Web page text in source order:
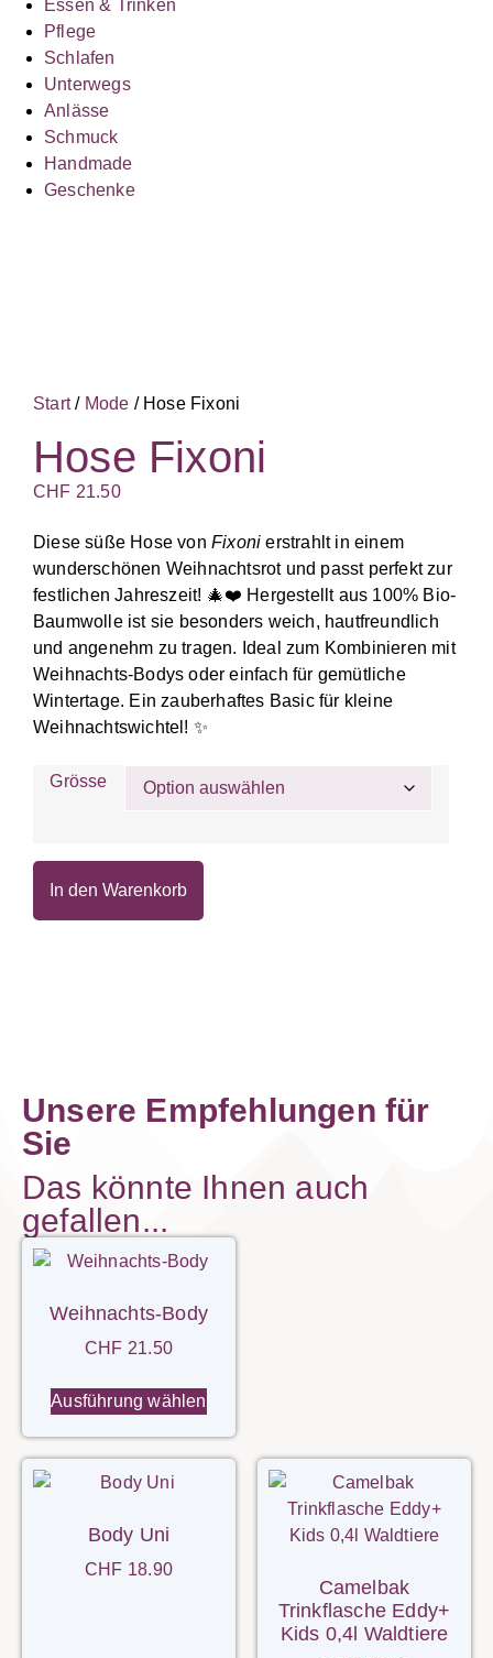
Essen & Trinken
Pflege
Schlafen
Unterwegs
Anlässe
Schmuck
Handmade
Geschenke
Start/ Mode / Hose Fixoni
Hose Fixoni
CHF 21.50
Diese süße Hose von Fixoni erstrahlt in einem
wunderschönen Weihnachtsrot und passt perfekt zur
festlichen Jahreszeit! 🎄❤️ Hergestellt aus 100% Bio-
Baumwolle ist sie besonders weich, hautfreundlich
und angenehm zu tragen. Ideal zum Kombinieren mit
Weihnachts-Bodys oder einfach für gemütliche
Wintertage. Ein zauberhaftes Basic für kleine
Weihnachtswichtel! ✨
Grösse
In den Warenkorb
Unsere Empfehlungen für
Sie
Das könnte Ihnen auch
gefallen...
Weihnachts-Body
CHF 21.50
Ausführung wählen
Body Uni
CHF 18.90
Camelbak
Trinkflasche Eddy+
Kids 0,4l Waldtiere